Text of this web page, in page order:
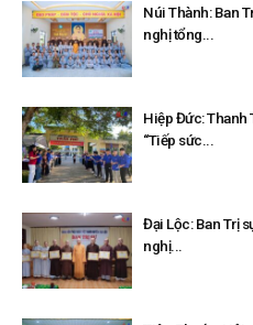
Núi Thành: Ban
nghị tổng...
Hiệp Đức: Thanh
“Tiếp sức...
Đại Lộc: Ban Trị
nghị...